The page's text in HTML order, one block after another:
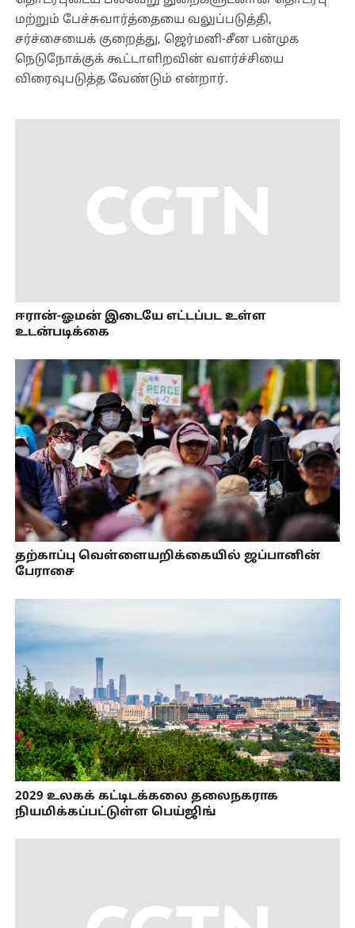
மற்றும் பேச்சுவார்த்தையை வலுப்படுத்தி,
சர்ச்சையைக் குறைத்து, ஜெர்மனி-சீன பன்முக
நெடுநோக்குக் கூட்டாளிறவின் வளர்ச்சியை
விரைவுபடுத்த வேண்டும் என்றார்.
ஈரான்-ஓமன் இடையே எட்டப்பட உள்ள
உடன்படிக்கை
தற்காப்பு வெள்ளையறிக்கையில் ஜப்பானின்
பேராசை
2029 உலகக் கட்டிடக்கலை தலைநகராக
நியமிக்கப்பட்டுள்ள பெய்ஜிங்